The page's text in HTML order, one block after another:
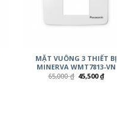
MẶT VUÔNG 3 THIẾT BỊ
MINERVA WMT7813-VN
65,000₫ 45,500₫